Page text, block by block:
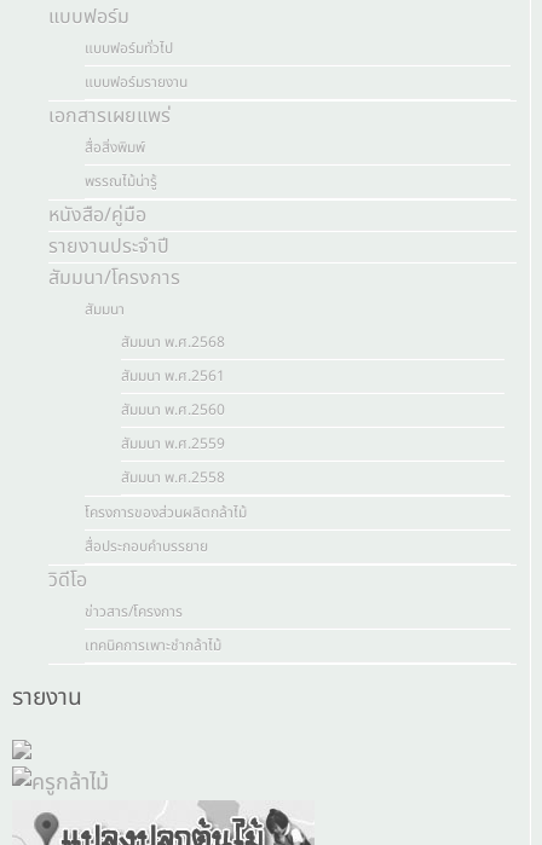
แบบฟอร์ม
แบบฟอร์มทั่วไป
แบบฟอร์มรายงาน
เอกสารเผยแพร่
สื่อสิ่งพิมพ์
พรรณไม้น่ารู้
หนังสือ/คู่มือ
รายงานประจำปี
สัมมนา/โครงการ
สัมมนา
สัมมนา พ.ศ.2568
สัมมนา พ.ศ.2561
สัมมนา พ.ศ.2560
สัมมนา พ.ศ.2559
สัมมนา พ.ศ.2558
โครงการของส่วนผลิตกล้าไม้
สื่อประกอบคำบรรยาย
วิดีโอ
ข่าวสาร/โครงการ
เทคนิคการเพาะชำกล้าไม้
รายงาน